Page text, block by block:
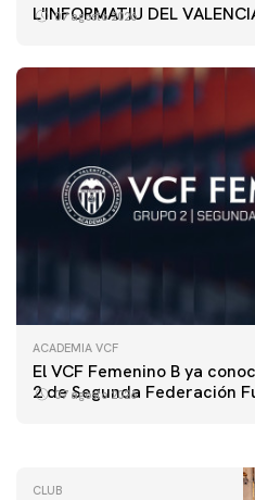
L'INFORMATIU DEL
07 agosto 2026
ACADEMIA VCF
El VCF Femenino B ya
2 de Segunda Federación
07 agosto 2026
PRIMER EQUIPO
ENTRENAMIENTO DEL
CLUB